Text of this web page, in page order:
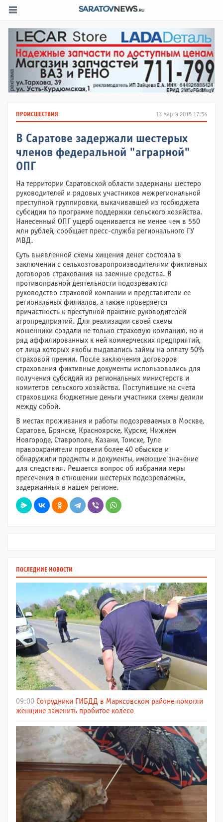
13 марта 2015 17:54
ПРОИСШЕСТВИЯ
В Саратове задержали шестерых
членов федеральной "аграрной"
ОПГ
На территории Саратовской области задержаны шестеро
руководителей и рядовых участников межрегиональной
преступной группировки, выкачивавшей из госбюджета
субсидии по программе поддержки сельского хозяйства.
Нанесенный ОПГ ущерб оценивается не менее чем в 550
млн рублей, сообщает пресс-служба регионального ГУ
МВД.
Суть выявленной схемы хищения денег состояла в
заключении с сельхозтоваропроизводителями фиктивных
договоров страхования на заемные средства. В
противоправной деятельности подозреваются
руководство страховой компании и представители ее
региональных филиалов, а также проверяется
причастность к преступной практике руководителей
агропредприятий. Для реализации своей схемы
мошенники создали не только страховую компанию, но и
ряд аффилированных к ней коммерческих предприятий,
от лица которых якобы выдавались займы на оплату 50%
страховой премии. После заключения договоров
страхования фиктивные документы использовались для
получения субсидий из региональных министерств и
комитетов сельского хозяйства. Поступившие на счета
страховщика бюджетные деньги участники схемы делили
между собой.
В местах проживания и работы подозреваемых в Москве,
Саратове, Брянске, Красноярске, Курске, Нижнем
Новгороде, Ставрополе, Казани, Томске, Туле
правоохранители провели более 40 обысков и
обнаружили предметы и документы, имеющие значение
для следствия. Решается вопрос об избрании меры
пресечения в отношении шестерых подозреваемых,
задержанных в нашем регионе.
ПОСЛЕДНИЕ НОВОСТИ
09:00 Сотрудники ГИБДД в Марксовском районе помогли
женщине заменить пробитое колесо